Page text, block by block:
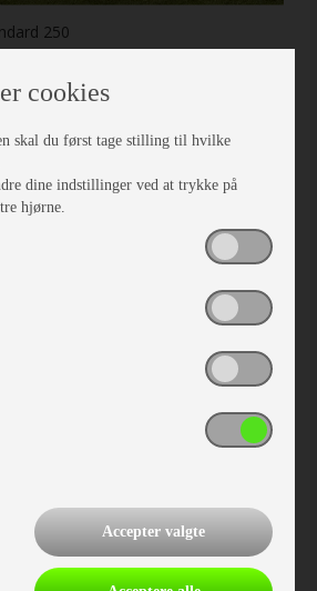
250
kr 5.097,-
cookies
skal du først tage stilling til hvilke
dine indstillinger ved at trykke på
hjørne.
Accepter valgte